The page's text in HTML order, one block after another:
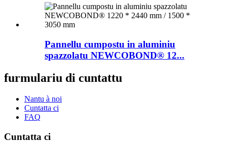
Pannellu cumpostu in aluminiu
spazzolatu NEWCOBOND® 12...
furmulariu di cuntattu
Nantu à noi
Cuntatta ci
FAQ
Cuntatta ci